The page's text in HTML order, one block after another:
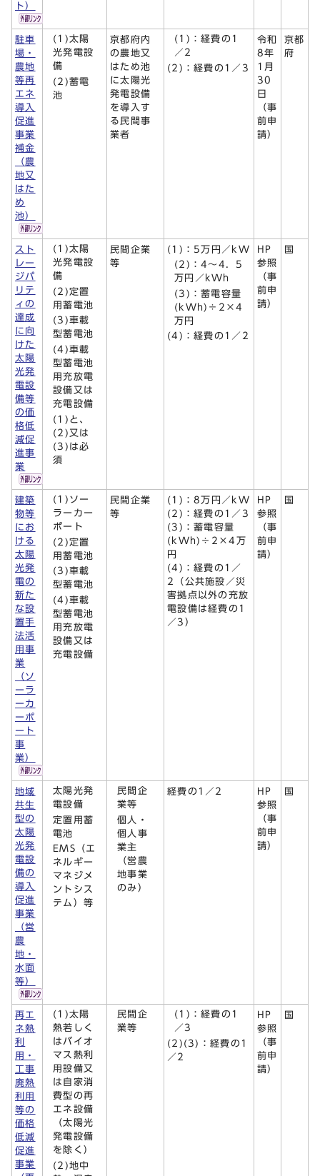
ト）
駐車
場・
農地
等再
エネ
導入
促進
事業
補金
（農
地又
はた
め
池）
(1)太陽
光発電設
備
(2)蓄電
池
京都府内
の農地又
はため池
に太陽光
発電設備
を導入す
る民間事
業者
(1)：経費の1
／2
(2)：経費の1／3
令和
8年
1月
30
日
（事
前申
請）
京都
府
スト
レー
ジパ
リテ
ィの
達成
に向
けた
太陽
光発
電設
備等
の価
格低
減促
進事
業
(1)太陽
光発電設
備
(2)定置
用蓄電池
(3)車載
型蓄電池
(4)車載
型蓄電池
用充放電
設備又は
充電設備
(1)と、
(2)又は
(3)は必
須
民間企業
等
(1)：5万円／kW
(2)：4～4．5
万円／kWh
(3)：蓄電容量
(kWh)÷2×4
万円
(4)：経費の1／2
HP
参照
（事
前申
請）
国
建築
物等
にお
ける
太陽
光発
電の
新た
な設
置手
法活
用事
業
（ソ
ーラ
ーカ
ーポ
ート
事
業）
(1)ソー
ラーカー
ポート
(2)定置
用蓄電池
(3)車載
型蓄電池
(4)車載
型蓄電池
用充放電
設備又は
充電設備
民間企業
等
(1)：8万円／kW
(2)：経費の1／3
(3)：蓄電容量
(kWh)÷2×4万
円
(4)：経費の1／
2（公共施設／災
害拠点以外の充放
電設備は経費の1
／3）
HP
参照
（事
前申
請）
国
地域
共生
型の
太陽
光発
電設
備の
導入
促進
事業
（営
農
地・
水面
等）
太陽光発
電設備
定置用蓄
電池
EMS（エ
ネルギー
マネジメ
ントシス
テム）等
民間企
業等
個人・
個人事
業主
（営農
地事業
のみ）
経費の1／2
HP
参照
（事
前申
請）
国
再エ
ネ熱
利
用・
工事
廃熱
利用
等の
価格
低減
促進
事業
(1)太陽
熱若しく
はバイオ
マス熱利
用設備又
は自家消
費型の再
エネ設備
（太陽光
発電設備
を除く）
(2)地中
民間企
業等
(1)：経費の1
／3
(2)(3)：経費の1
／2
HP
参照
（事
前申
請）
国